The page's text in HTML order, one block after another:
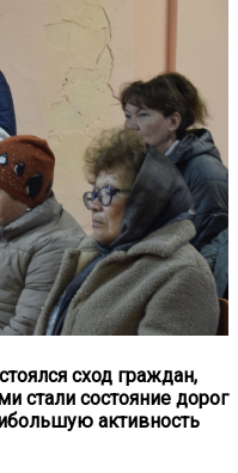
сход граждан,
стали состояние дорог
активность